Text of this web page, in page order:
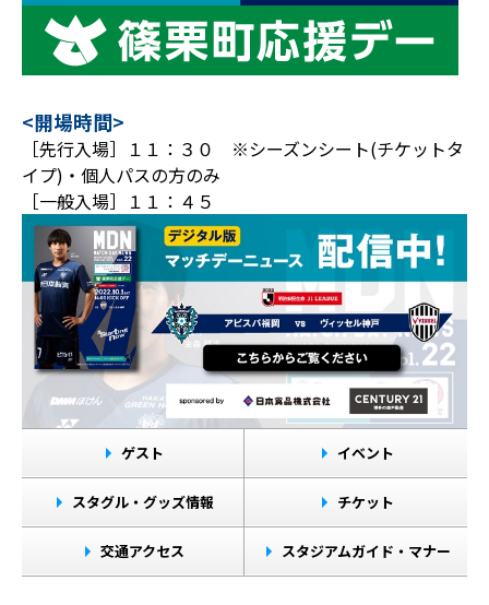
<開場時間>
［先行入場］１１：３０ ※シーズンシート(チケットタ
イプ)・個人パスの方のみ
［一般入場］１１：４５
ゲスト イベント
スタグル・グッズ情報 チケット
交通アクセス スタジアムガイド・マナー